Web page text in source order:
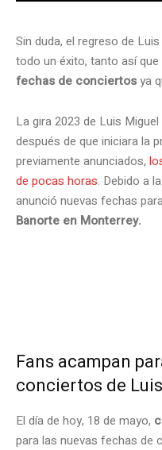
Sin duda, el regreso de
todo un éxito, tanto así
fechas de conciertosya
La gira 2023 de Luis
después de que iniciara la
previamente anunciados,
de pocas horas. Debido a
anunció nuevas fechas
Banorte en Monterrey.
Fans acampan
conciertos de
El día de hoy, 18 de mayo,
para las nuevas fechas de